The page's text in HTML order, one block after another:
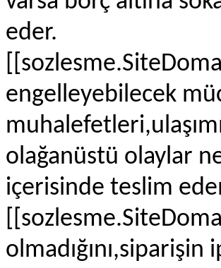
eder.
engelleyebilecek
olağanüstü olaylar
içerisinde teslim